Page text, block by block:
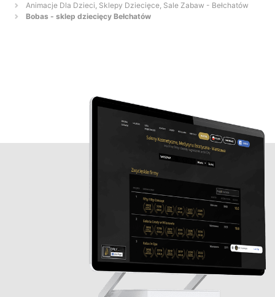
Animacje Dla Dzieci, Sklepy Dziecięce, Sale Zabaw - Bełchatów
Bobas - sklep dziecięcy Bełchatów